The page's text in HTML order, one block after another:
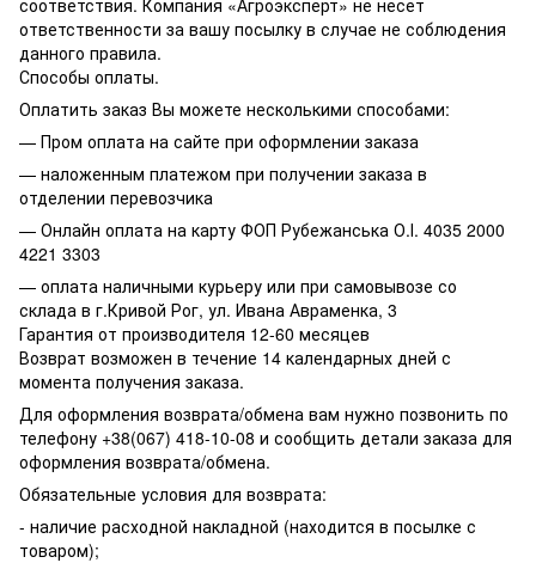
ответственности за вашу посылку в случае не соблюдения
данного правила.
Способы оплаты.
Оплатить заказ Вы можете несколькими способами:
— Пром оплата на сайте при оформлении заказа
— наложенным платежом при получении заказа в
отделении перевозчика
— Онлайн оплата на карту ФОП Рубежанська О.І. 4035 2000
4221 3303
— оплата наличными курьеру или при самовывозе со
склада в г.Кривой Рог, ул. Ивана Авраменка, 3
Гарантия от производителя 12-60 месяцев
Возврат возможен в течение 14 календарных дней с
момента получения заказа.
Для оформления возврата/обмена вам нужно позвонить по
телефону +38(067) 418-10-08 и сообщить детали заказа для
оформления возврата/обмена.
Обязательные условия для возврата:
- наличие расходной накладной (находится в посылке с
товаром);